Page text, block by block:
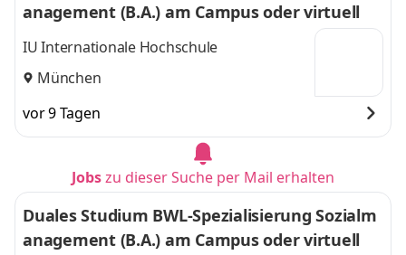
anagement (B.A.) am Campus oder virtuell
IU Internationale Hochschule
München
vor 9 Tagen
Jobszu dieser Suche per Mail erhalten
Duales Studium BWL-Spezialisierung Sozialm
anagement (B.A.) am Campus oder virtuell